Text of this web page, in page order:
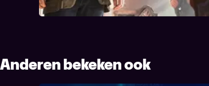
richt Alberg zijn v...
Anderen bekeken ook